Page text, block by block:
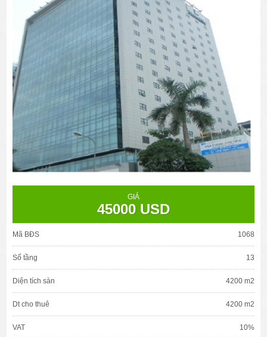
GIÁ
45000 USD
Mã BĐS 1068
Số tầng 13
Diện tích sàn 4200 m2
Dt cho thuê 4200 m2
VAT 10%